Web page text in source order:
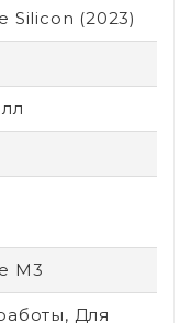
Silicon (2023)
M3
Для